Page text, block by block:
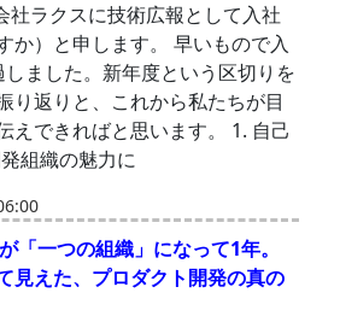
社ラクスに技術広報として入社
か）と申します。 早いもので入
ました。新年度という区切りを
り返りと、これから私たちが目
えできればと思います。 1. 自己
組織の魅力に
「一つの組織」になって1年。
見えた、プロダクト開発の真の